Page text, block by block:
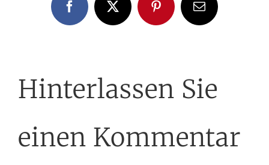
FacebookX PinterestE-
Mail
Hinterlassen Sie
einen Kommentar